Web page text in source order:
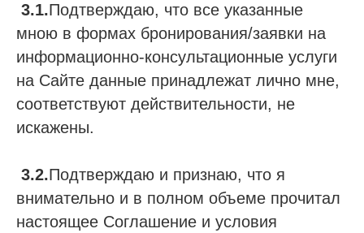
3.1.Подтверждаю, что все указанные
мною в формах бронирования/заявки на
информационно-консультационные услуги
на Сайте данные принадлежат лично мне,
соответствуют действительности, не
искажены.
3.2.Подтверждаю и признаю, что я
внимательно и в полном объеме прочитал
настоящее Соглашение и условия